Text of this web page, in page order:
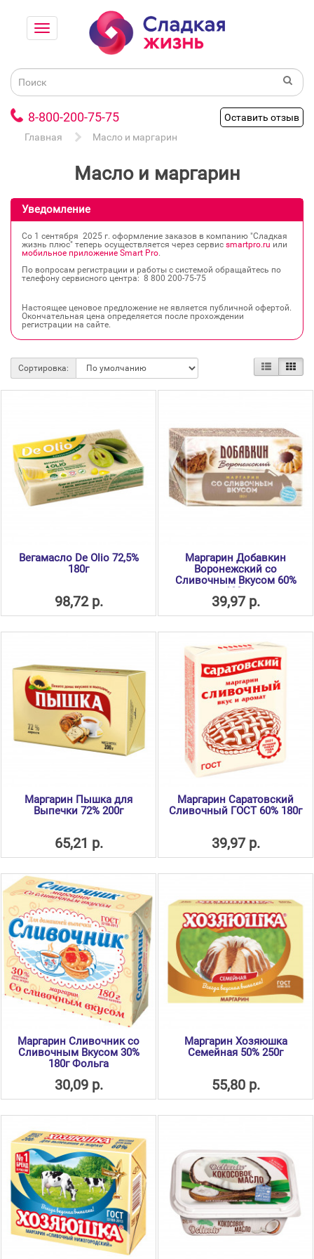
8-800-200-75-75
Оставить отзыв
Главная
Масло и маргарин
Масло и маргарин
Уведомление
Со 1 сентября 2025 г. оформление заказов в компанию "Сладкая
жизнь плюс" теперь осуществляется через сервис smartpro.ru или
мобильное приложение Smart Pro.
По вопросам регистрации и работы с системой обращайтесь по
телефону сервисного центра: 8 800 200‐75‐75
Настоящее ценовое предложение не является публичной офертой.
Окончательная цена определяется после прохождении
регистрации на сайте.
Сортировка:
Вегамасло De Olio 72,5%
180г
98,72 р.
Маргарин Добавкин
Воронежский со
Сливочным Вкусом 60%
180г
39,97 р.
Маргарин Пышка для
Выпечки 72% 200г
65,21 р.
Маргарин Саратовский
Сливочный ГОСТ 60% 180г
39,97 р.
Маргарин Сливочник со
Сливочным Вкусом 30%
180г Фольга
30,09 р.
Маргарин Хозяюшка
Семейная 50% 250г
55,80 р.